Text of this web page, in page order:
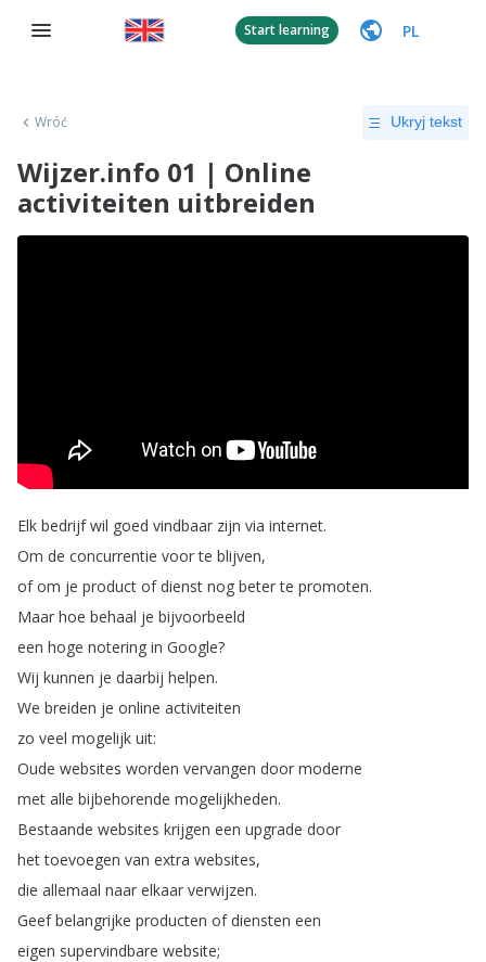
Start learning PL
Wróć Ukryj tekst
Wijzer.info 01 | Online
activiteiten uitbreiden
Elk bedrijf wil goed vindbaar zijn via internet.
Om de concurrentie voor te blijven,
of om je product of dienst nog beter te promoten.
Maar hoe behaal je bijvoorbeeld
een hoge notering in Google?
Wij kunnen je daarbij helpen.
We breiden je online activiteiten
zo veel mogelijk uit:
Oude websites worden vervangen door moderne
met alle bijbehorende mogelijkheden.
Bestaande websites krijgen een upgrade door
het toevoegen van extra websites,
die allemaal naar elkaar verwijzen.
Geef belangrijke producten of diensten een
eigen supervindbare website;